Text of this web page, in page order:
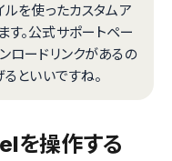
ルを使ったカスタムア
す。公式サポートペー
ロードリンクがあるの
といいですね。
を操作する